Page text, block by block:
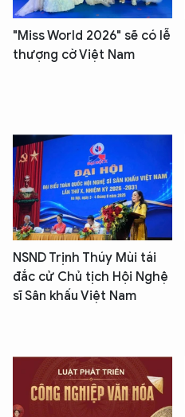
"Miss World 2026" sẽ có lễ
thượng cờ Việt Nam
NSND Trịnh Thúy Mùi tái
đắc cử Chủ tịch Hội Nghệ
sĩ Sân khấu Việt Nam